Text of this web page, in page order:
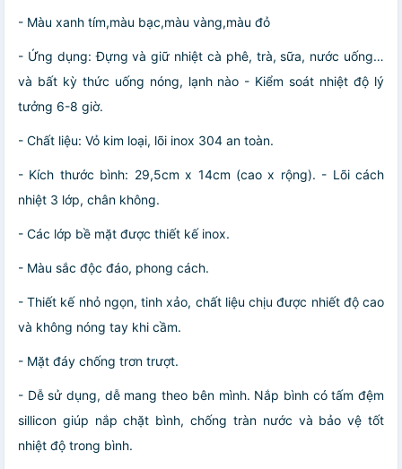
- Màu xanh tím,màu bạc,màu vàng,màu đỏ
- Ứng dụng: Đựng và giữ nhiệt cà phê, trà, sữa, nước uống…
và bất kỳ thức uống nóng, lạnh nào - Kiểm soát nhiệt độ lý
tưởng 6-8 giờ.
- Chất liệu: Vỏ kim loại, lõi inox 304 an toàn.
- Kích thước bình: 29,5cm x 14cm (cao x rộng). - Lõi cách
nhiệt 3 lớp, chân không.
- Các lớp bề mặt được thiết kế inox.
- Màu sắc độc đáo, phong cách.
- Thiết kế nhỏ ngọn, tinh xảo, chất liệu chịu được nhiết độ cao
và không nóng tay khi cầm.
- Mặt đáy chống trơn trượt.
- Dễ sử dụng, dễ mang theo bên mình. Nắp bình có tấm đệm
sillicon giúp nắp chặt bình, chống tràn nước và bảo vệ tốt
nhiệt độ trong bình.